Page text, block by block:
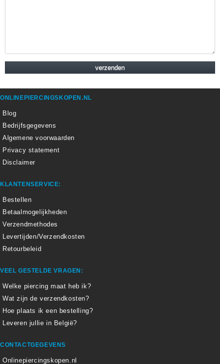
ONLINEPIERCINGSKOPEN.NL
Blog
Bedrijfsgegevens
Algemene voorwaarden
Privacy statement
Disclaimer
KLANTENSERVICE:
Bestellen
Betaalmogelijkheden
Verzendmethodes
Levertijden/Verzendkosten
Retourbeleid
VEEL GESTELDE VRAGEN:
Welke piercing maat heb ik?
Wat zijn de verzendkosten?
Hoe plaats ik een bestelling?
Leveren jullie in België?
CONTACTGEGEVENS
Onlinepiercingskopen.nl